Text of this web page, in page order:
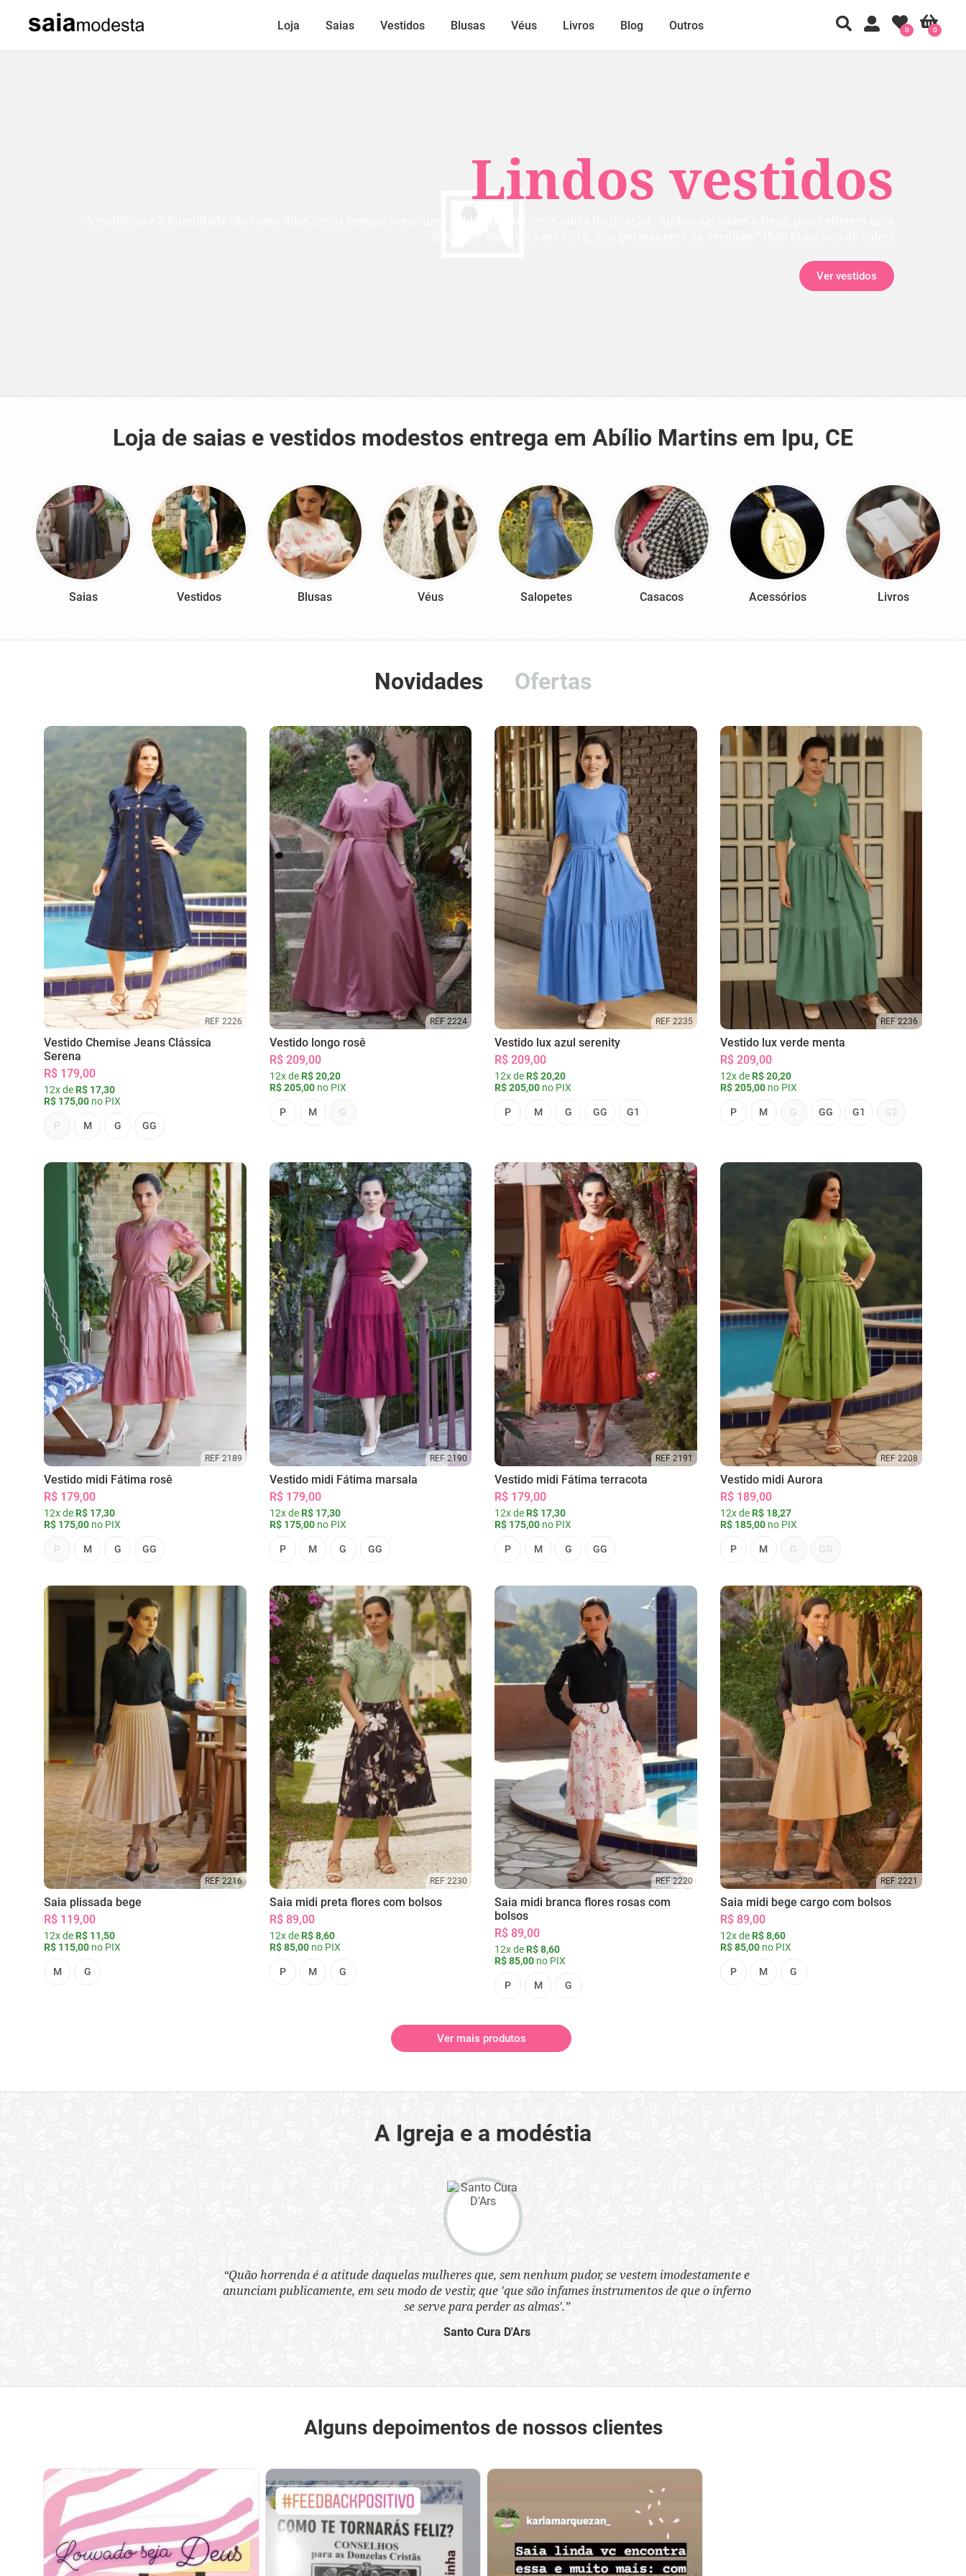
Lindos vestidos
Ver vestidos
Loja Saias Vestidos Blusas Véus Livros Blog Outros 0
0
Loja de saias e vestidos modestos entrega em Abílio Martins em Ipu, CE
Saias Vestidos Blusas Véus Salopetes Casacos Acessórios Livros
Novidades Ofertas
REF 2226
Vestido Chemise Jeans Clássica
Serena
R$ 179,00
12x de R$ 17,30
R$ 175,00 no PIX
P M G GG
REF 2224
Vestido longo rosê
R$ 209,00
12x de R$ 20,20
R$ 205,00no PIX
P M G
REF 2235
Vestido lux azul serenity
R$ 209,00
12x de R$ 20,20
R$ 205,00 no PIX
P M G GG G1
REF 2236
Vestido lux verde menta
R$ 209,00
12x de R$ 20,20
R$ 205,00no PIX
P M G GG G1 G2
REF 2189
Vestido midi Fátima rosê
R$ 179,00
12x de R$ 17,30
R$ 175,00 no PIX
P M G GG
REF 2190
Vestido midi Fátima marsala
R$ 179,00
12x de R$ 17,30
R$ 175,00no PIX
P M G GG
REF 2191
Vestido midi Fátima terracota
R$ 179,00
12x de R$ 17,30
R$ 175,00 no PIX
P M G GG
REF 2208
Vestido midi Aurora
R$ 189,00
12x de R$ 18,27
R$ 185,00no PIX
P M G GG
REF 2216
Saia plissada bege
R$ 119,00
12x de R$ 11,50
R$ 115,00 no PIX
M G
REF 2230
Saia midi preta flores com bolsos
R$ 89,00
12x de R$ 8,60
R$ 85,00no PIX
P M G
REF 2220
Saia midi branca flores rosas com
bolsos
R$ 89,00
12x de R$ 8,60
R$ 85,00 no PIX
P M G
REF 2221
Saia midi bege cargo com bolsos
R$ 89,00
12x de R$ 8,60
R$ 85,00no PIX
P M G
Ver mais produtos
A Igreja e a modéstia
“Quão horrenda é a atitude daquelas mulheres que, sem nenhum pudor, se vestem imodestamente e
anunciam publicamente, em seu modo de vestir, que 'que são infames instrumentos de que o inferno
se serve para perder as almas'.”
Santo Cura D'Ars
Alguns depoimentos de nossos clientes